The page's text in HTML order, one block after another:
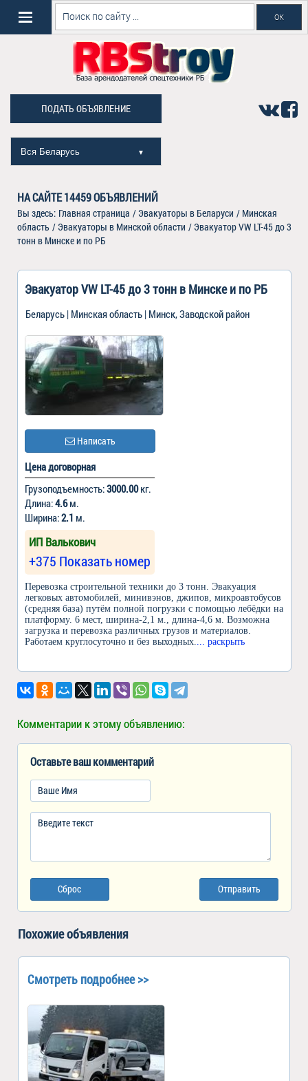
ПОДАТЬ ОБЪЯВЛЕНИЕ
Вся Беларусь ▼
НА САЙТЕ14459ОБЪЯВЛЕНИЙ
Вы здесь: Главная страница / Эвакуаторы в Беларуси / Минская
область / Эвакуаторы в Минской области / Эвакуатор VW LT-45 до 3
тонн в Минске и по РБ
Эвакуатор VW LT-45 до 3 тонн в Минске и по РБ
Беларусь | Минская область | Минск, Заводской район
Написать
Цена договорная
Грузоподъемность:3000.00кг.
Длина:4.6м.
Ширина:2.1 м.
ИП Валькович
+375 Показать номер
Перевозка строительной техники до 3 тонн. Эвакуация
легковых автомобилей, минивэнов, джипов, микроавтобусов
(средняя база) путём полной погрузки с помощью лебёдки на
платформу. 6 мест, ширина-2,1 м., длина-4,6 м. Возможна
загрузка и перевозка различных грузов и материалов.
Работаем круглосуточно и без выходных.... раскрыть
Комментарии к этому объявлению:
Оставьте ваш комментарий
Сброс Отправить
Похожие объявления
Смотреть подробнее >>